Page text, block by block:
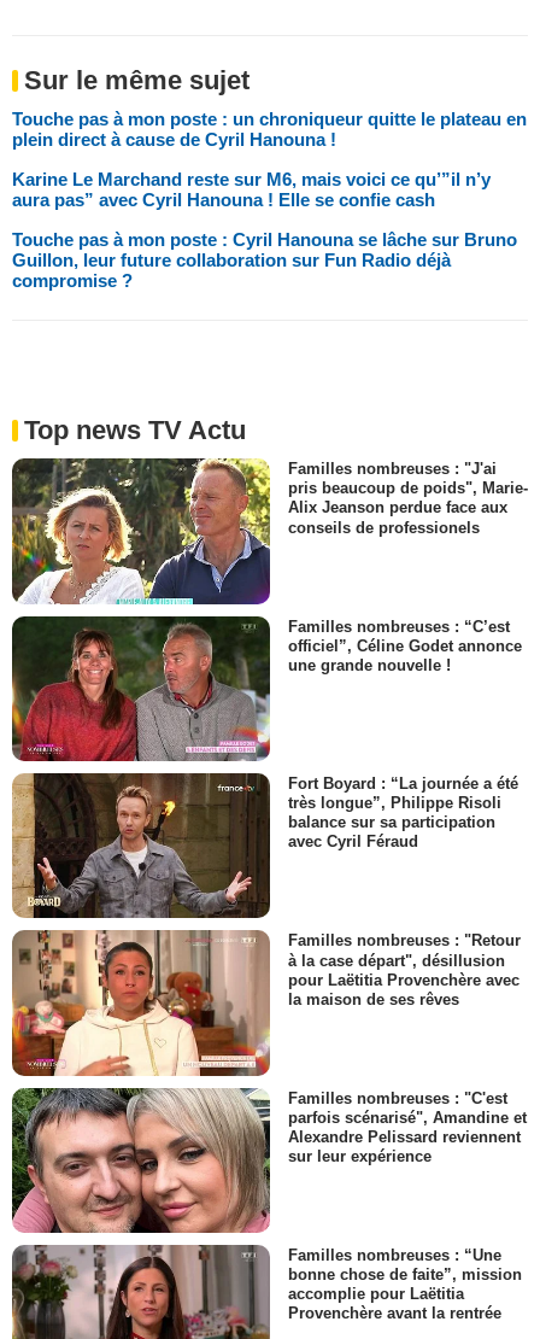
Sur le même sujet
Touche pas à mon poste : un chroniqueur quitte le plateau en
plein direct à cause de Cyril Hanouna !
Karine Le Marchand reste sur M6, mais voici ce qu’”il n’y
aura pas” avec Cyril Hanouna ! Elle se confie cash
Touche pas à mon poste : Cyril Hanouna se lâche sur Bruno
Guillon, leur future collaboration sur Fun Radio déjà
compromise ?
Top news TV Actu
Familles nombreuses : "J'ai
pris beaucoup de poids", Marie-
Alix Jeanson perdue face aux
conseils de professionels
Familles nombreuses : “C’est
officiel”, Céline Godet annonce
une grande nouvelle !
Fort Boyard : “La journée a été
très longue”, Philippe Risoli
balance sur sa participation
avec Cyril Féraud
Familles nombreuses : "Retour
à la case départ", désillusion
pour Laëtitia Provenchère avec
la maison de ses rêves
Familles nombreuses : "C'est
parfois scénarisé", Amandine et
Alexandre Pelissard reviennent
sur leur expérience
Familles nombreuses : “Une
bonne chose de faite”, mission
accomplie pour Laëtitia
Provenchère avant la rentrée